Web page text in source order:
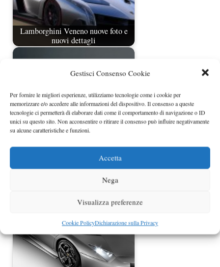
Gestisci Consenso Cookie
Per fornire le migliori esperienze, utilizziamo tecnologie come i cookie per
memorizzare e/o accedere alle informazioni del dispositivo. Il consenso a queste
tecnologie ci permetterà di elaborare dati come il comportamento di navigazione o ID
unici su questo sito. Non acconsentire o ritirare il consenso può influire negativamente
su alcune caratteristiche e funzioni.
Accetta
Nega
Visualizza preferenze
Cookie PolicyDichiarazione sulla Privacy
Lamborghini Veneno nuove foto e
nuovi dettagli
Lamborghini Aventador LP720-4 50°